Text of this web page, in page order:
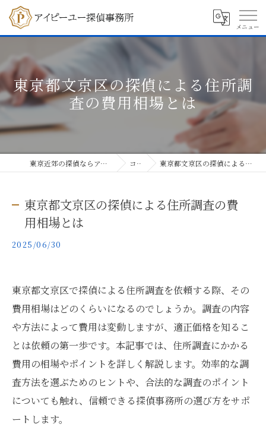
東京都文京区の探偵による住所調
査の費用相場とは
東京近郊の探偵ならアイピーユー探偵事務所 コラム 東京都文京区の探偵による住所調査の費用相場とは
東京都文京区の探偵による住所調査の費
用相場とは
2025/06/30
東京都文京区で探偵による住所調査を依頼する際、その
費用相場はどのくらいになるのでしょうか。調査の内容
や方法によって費用は変動しますが、適正価格を知るこ
とは依頼の第一歩です。本記事では、住所調査にかかる
費用の相場やポイントを詳しく解説します。効率的な調
査方法を選ぶためのヒントや、合法的な調査のポイント
についても触れ、信頼できる探偵事務所の選び方をサポ
ートします。